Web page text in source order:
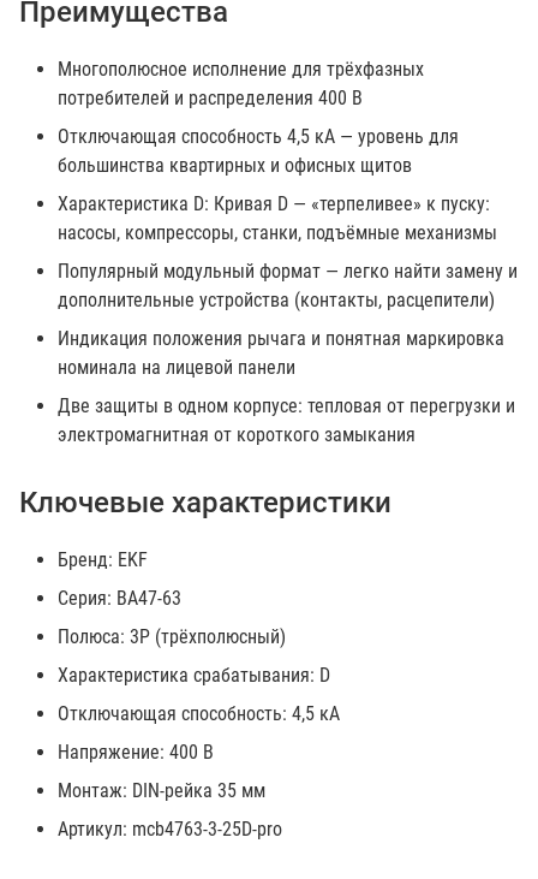
Преимущества
Многополюсное исполнение для трёхфазных
потребителей и распределения 400 В
Отключающая способность 4,5 кА — уровень для
большинства квартирных и офисных щитов
Характеристика D: Кривая D — «терпеливее» к пуску:
насосы, компрессоры, станки, подъёмные механизмы
Популярный модульный формат — легко найти замену и
дополнительные устройства (контакты, расцепители)
Индикация положения рычага и понятная маркировка
номинала на лицевой панели
Две защиты в одном корпусе: тепловая от перегрузки и
электромагнитная от короткого замыкания
Ключевые характеристики
Бренд: EKF
Серия: ВА47-63
Полюса: 3P (трёхполюсный)
Характеристика срабатывания: D
Отключающая способность: 4,5 кА
Напряжение: 400 В
Монтаж: DIN-рейка 35 мм
Артикул: mcb4763-3-25D-pro